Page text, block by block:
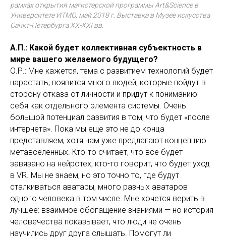
рамках открытия магистерской программы Art&Science в
Университете ИТМО, май 2018 г. Выставка в Музее искусства
Санкт-Петербурга XX-XXI вв.
А.П.: Какой будет коллективная субъектность в
мире вашего желаемого будущего?
О.Р.: Мне кажется, тема с развитием технологий будет
нарастать, появится много людей, которые пойдут в
сторону отказа от личности и придут к пониманию
себя как отдельного элемента системы. Очень
большой потенциал развития в том, что будет «после
интернета». Пока мы еще это не до конца
представляем, хотя нам уже предлагают концепцию
метавселенных. Кто-то считает, что все будет
завязано на нейротех, кто-то говорит, что будет уход
в VR. Мы не знаем, но это точно то, где будут
сталкиваться аватары, много разных аватаров
одного человека в том числе. Мне хочется верить в
лучшее: взаимное обогащение знаниями — но история
человечества показывает, что люди не очень
научились друг друга слышать. Помогут ли